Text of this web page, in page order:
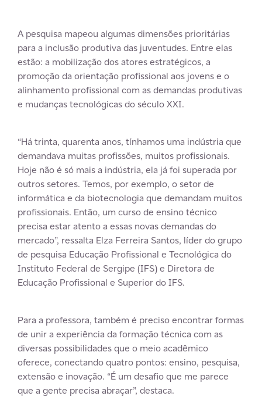
A pesquisa mapeou algumas dimensões prioritárias
para a inclusão produtiva das juventudes. Entre elas
estão: a mobilização dos atores estratégicos, a
promoção da orientação profissional aos jovens e o
alinhamento profissional com as demandas produtivas
e mudanças tecnológicas do século XXI.
“Há trinta, quarenta anos, tínhamos uma indústria que
demandava muitas profissões, muitos profissionais.
Hoje não é só mais a indústria, ela já foi superada por
outros setores. Temos, por exemplo, o setor de
informática e da biotecnologia que demandam muitos
profissionais. Então, um curso de ensino técnico
precisa estar atento a essas novas demandas do
mercado”, ressalta Elza Ferreira Santos, líder do grupo
de pesquisa Educação Profissional e Tecnológica do
Instituto Federal de Sergipe (IFS) e Diretora de
Educação Profissional e Superior do IFS.
Para a professora, também é preciso encontrar formas
de unir a experiência da formação técnica com as
diversas possibilidades que o meio acadêmico
oferece, conectando quatro pontos: ensino, pesquisa,
extensão e inovação. “É um desafio que me parece
que a gente precisa abraçar”, destaca.